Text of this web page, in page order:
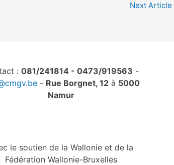
Next Article
:081/241814 - 0473/919563 -
- Rue Borgnet, 12à 5000
Namur
le soutien de la Wallonie et de la
Fédération Wallonie-Bruxelles